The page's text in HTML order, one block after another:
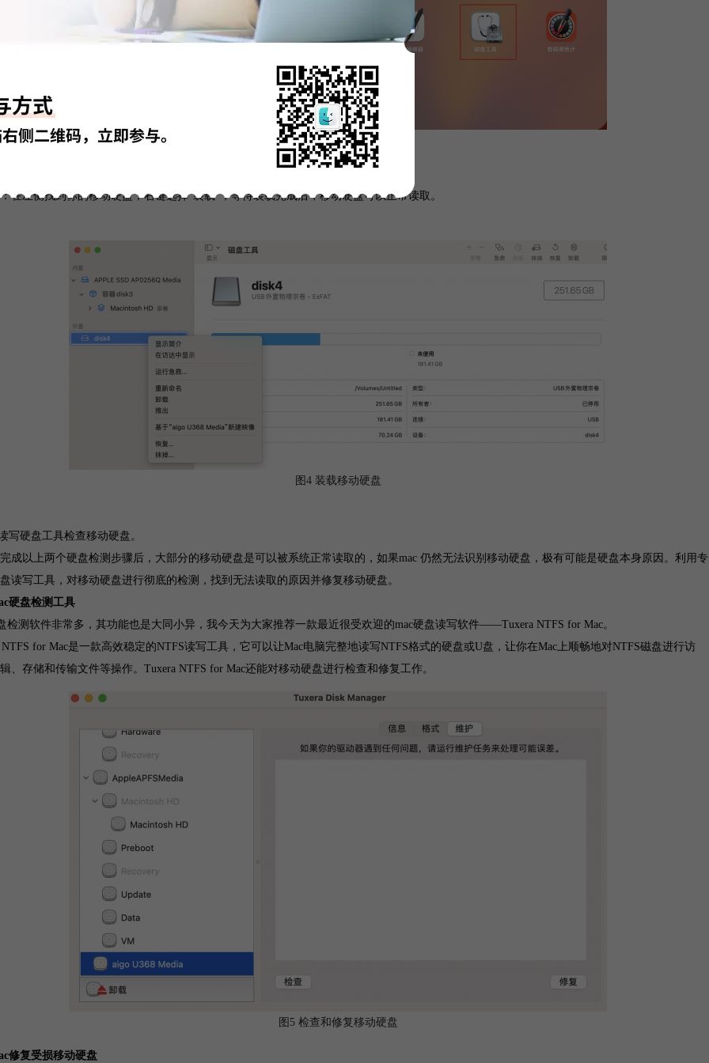
图3 打开磁盘工具
在左侧找到你的移动硬盘，右键选择“装载”，等待装载完成后，移动硬盘可以正常读取。
图4 装载移动硬盘
写硬盘工具检查移动硬盘。
成以上两个硬盘检测步骤后，大部分的移动硬盘是可以被系统正常读取的，如果mac 仍然无法识别移动硬盘，极有可能是硬盘本身原因。利用专
读写工具，对移动硬盘进行彻底的检测，找到无法读取的原因并修复移动硬盘。
硬盘检测工具
检测软件非常多，其功能也是大同小异，我今天为大家推荐一款最近很受欢迎的mac硬盘读写软件——Tuxera NTFS for Mac。
NTFS for Mac是一款高效稳定的NTFS读写工具，它可以让Mac电脑完整地读写NTFS格式的硬盘或U盘，让你在Mac上顺畅地对NTFS磁盘进行访
、存储和传输文件等操作。Tuxera NTFS for Mac还能对移动硬盘进行检查和修复工作。
图5 检查和修复移动硬盘
修复受损移动硬盘